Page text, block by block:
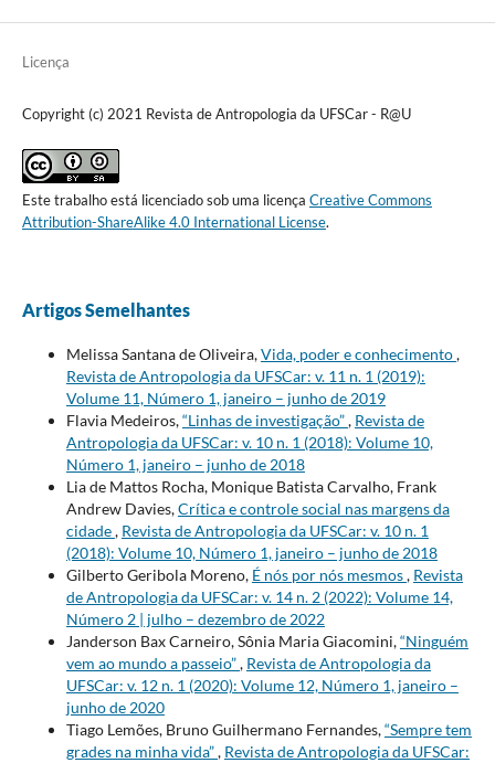
Licença
Copyright (c) 2021 Revista de Antropologia da UFSCar - R@U
Este trabalho está licenciado sob uma licença Creative Commons
Attribution-ShareAlike 4.0 International License.
Artigos Semelhantes
Melissa Santana de Oliveira,Vida, poder e conhecimento,
Revista de Antropologia da UFSCar: v. 11 n. 1 (2019):
Volume 11, Número 1, janeiro – junho de 2019
Flavia Medeiros,“Linhas de investigação”, Revista de
Antropologia da UFSCar: v. 10 n. 1 (2018): Volume 10,
Número 1, janeiro – junho de 2018
Lia de Mattos Rocha, Monique Batista Carvalho, Frank
Andrew Davies,Crítica e controle social nas margens da
cidade, Revista de Antropologia da UFSCar: v. 10 n. 1
(2018): Volume 10, Número 1, janeiro – junho de 2018
Gilberto Geribola Moreno, É nós por nós mesmos, Revista
de Antropologia da UFSCar: v. 14 n. 2 (2022): Volume 14,
Número 2 | julho – dezembro de 2022
Janderson Bax Carneiro, Sônia Maria Giacomini,“Ninguém
vem ao mundo a passeio”, Revista de Antropologia da
UFSCar: v. 12 n. 1 (2020): Volume 12, Número 1, janeiro –
junho de 2020
Tiago Lemões, Bruno Guilhermano Fernandes,“Sempre tem
grades na minha vida”, Revista de Antropologia da UFSCar: